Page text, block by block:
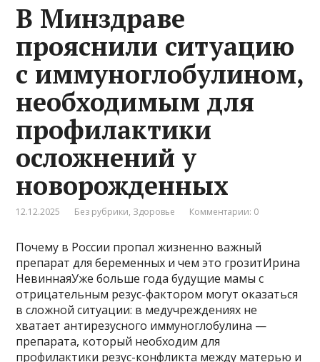
В Минздраве
прояснили ситуацию
с иммуноглобулином,
необходимым для
профилактики
осложнений у
новорожденных
12.12.2025 Без рубрики, Здоровье Комментарии: 0
Почему в России пропал жизненно важный
препарат для беременных и чем это грозитИрина
НевиннаяУже больше года будущие мамы с
отрицательным резус-фактором могут оказаться
в сложной ситуации: в медучреждениях не
хватает антирезусного иммуноглобулина —
препарата, который необходим для
профилактики резус-конфликта между матерью и